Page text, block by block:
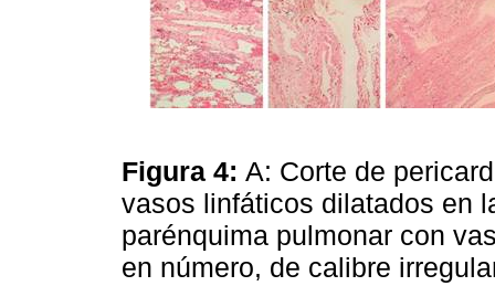
Figura 4: A: Corte de
vasos linfáticos dilatados en
parénquima pulmonar con
en número, de calibre